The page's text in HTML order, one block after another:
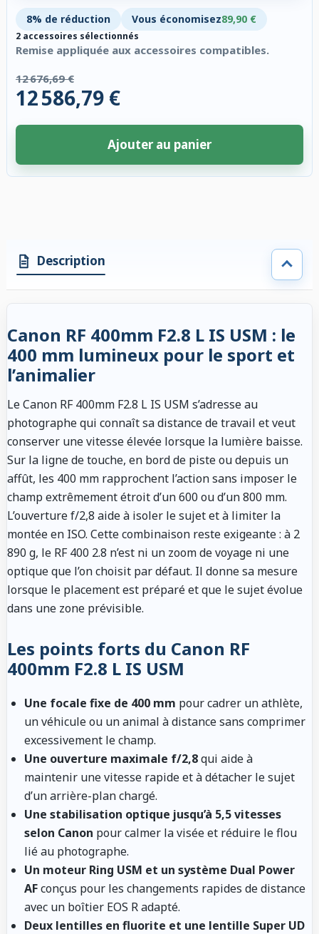
8% de réduction Vous économisez89,90 €
2 accessoires sélectionnés
Remise appliquée aux accessoires compatibles.
12 676,69 €
12 586,79 €
Ajouter au panier
Description
Canon RF 400mm F2.8 L IS USM : le
400 mm lumineux pour le sport et
l’animalier
Le Canon RF 400mm F2.8 L IS USM s’adresse au
photographe qui connaît sa distance de travail et veut
conserver une vitesse élevée lorsque la lumière baisse.
Sur la ligne de touche, en bord de piste ou depuis un
affût, les 400 mm rapprochent l’action sans imposer le
champ extrêmement étroit d’un 600 ou d’un 800 mm.
L’ouverture f/2,8 aide à isoler le sujet et à limiter la
montée en ISO. Cette combinaison reste exigeante : à 2
890 g, le RF 400 2.8 n’est ni un zoom de voyage ni une
optique que l’on choisit par défaut. Il donne sa mesure
lorsque le placement est préparé et que le sujet évolue
dans une zone prévisible.
Les points forts du Canon RF
400mm F2.8 L IS USM
Une focale fixe de 400 mm pour cadrer un athlète,
un véhicule ou un animal à distance sans comprimer
excessivement le champ.
Une ouverture maximale f/2,8qui aide à
maintenir une vitesse rapide et à détacher le sujet
d’un arrière-plan chargé.
Une stabilisation optique jusqu’à 5,5 vitesses
selon Canon pour calmer la visée et réduire le flou
lié au photographe.
Un moteur Ring USM et un système Dual Power
AFconçus pour les changements rapides de distance
avec un boîtier EOS R adapté.
Deux lentilles en fluorite et une lentille Super UD